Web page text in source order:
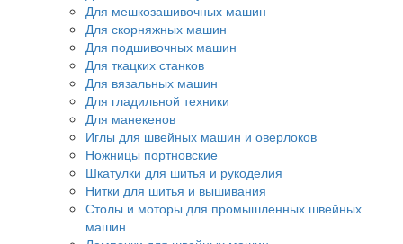
Для мешкозашивочных машин
Для скорняжных машин
Для подшивочных машин
Для ткацких станков
Для вязальных машин
Для гладильной техники
Для манекенов
Иглы для швейных машин и оверлоков
Ножницы портновские
Шкатулки для шитья и рукоделия
Нитки для шитья и вышивания
Столы и моторы для промышленных швейных
машин